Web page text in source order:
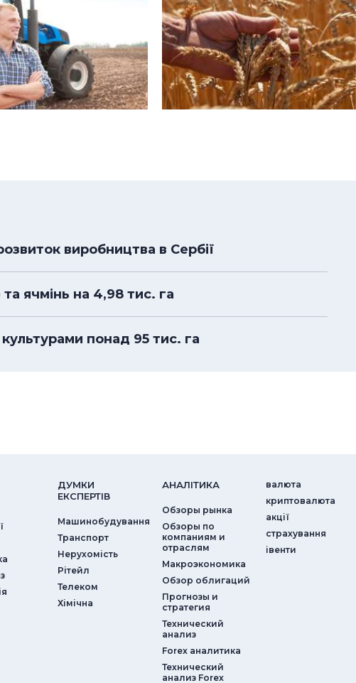
виробництва в Сербії
ячмінь на 4,98 тис. га
понад 95 тис. га
ДУМКИ
ЕКСПЕРТIВ
Машинобудування
Транспорт
Нерухомість
Рітейл
Телеком
Хімічна
АНАЛIТИКА
Обзоры рынка
Обзоры по
компаниям и
отраслям
Макроэкономика
Обзор облигаций
Прогнозы и
стратегия
Технический
анализ
Forex аналитика
Технический
анализ Forex
валюта
криптовалюта
акції
страхування
iвенти